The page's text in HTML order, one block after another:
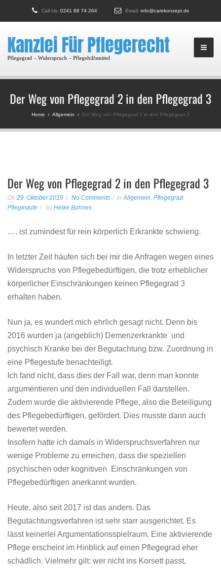
Call Us: 0241 88 74 264 Email: info@carekonzept.de
Kanzlei Für Pflegerecht
Pflegegrad – Widerspruch – Pflegehilfsmittel
Der Weg von Pflegegrad 2 in den Pflegegrad 3
Home › Allgemein › Der Weg von Pflegegrad 2 in den Pflegegrad 3
Der Weg von Pflegegrad 2 in den Pflegegrad 3
On 29. Oktober 2019 No Comments inAllgemein, Pflegegrad,
Pflegestufe
byHeike Bohnes
…. ist zumindest für rein körperlich Erkrankte schwierig.
In letzter Zeit häufen sich bei mir die Anfragen wegen eines
Widerspruchs von Pflegebedürftigen, die trotz erheblicher
körperlicher Einschränkungen keinen Pflegegrad 3
erhalten haben.
Nun ja, es wundert mich ehrlich gesagt nicht. Denn bis
2016 wurden ja (angeblich) Demenzerkrankte und
psychisch Kranke bei der Begutachtung bzw. Zuordnung in
eine Pflegestufe benachteiligt.
Ich fand nicht, dass dies der Fall war, denn man konnte
argumentieren und den individuellen Fall darstellen.
Zudem wurde die aktivierende Pflege, also die Beteiligung
des Pflegebedürftigen, gefördert. Dies musste dann auch
bewertet werden.
Insofern hatte ich damals in Widerspruchsverfahren nur
wenige Probleme zu erreichen, dass die speziellen
psychischen oder kognitiven Einschränkungen von
Pflegebedürftigen anerkannt wurden.
Heute, also seit 2017 ist das anders. Das
Begutachtungsverfahren ist sehr starr ausgerichtet. Es
lässt keinerlei Argumentationsspielraum. Eine aktivierende
Pflege erscheint im Hinblick auf einen Pflegegrad eher
schädlich. Vielmehr gilt: wer nicht ins Korsett passt,